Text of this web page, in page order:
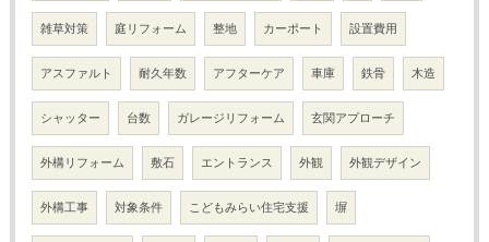
雑草対策 庭リフォーム 整地 カーポート 設置費用
アスファルト 耐久年数 アフターケア 車庫 鉄骨 木造
シャッター 台数 ガレージリフォーム 玄関アプローチ
外構リフォーム 敷石 エントランス 外観 外観デザイン
外構工事 対象条件 こどもみらい住宅支援 塀